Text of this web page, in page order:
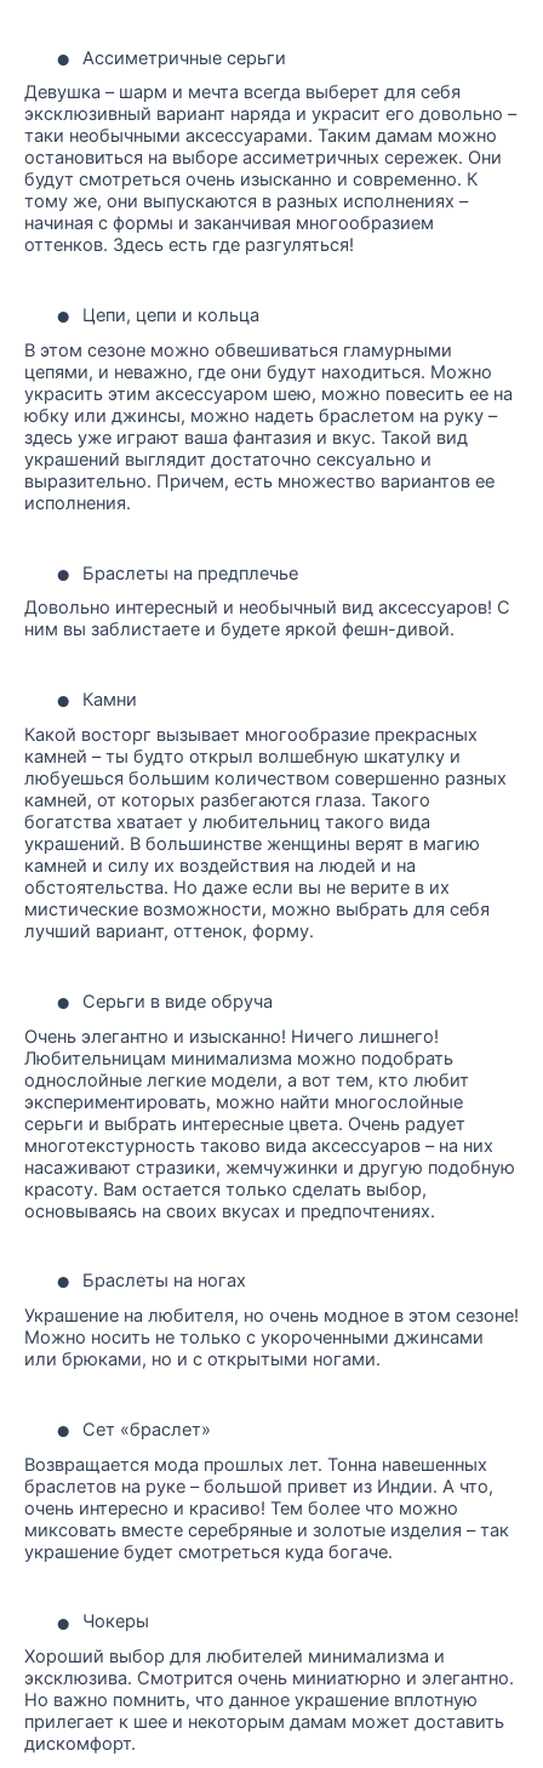
•
Ассиметричные серьги
Девушка – шарм и мечта всегда выберет для себя
эксклюзивный вариант наряда и украсит его довольно –
таки необычными аксессуарами. Таким дамам можно
остановиться на выборе ассиметричных сережек. Они
будут смотреться очень изысканно и современно. К
тому же, они выпускаются в разных исполнениях –
начиная с формы и заканчивая многообразием
оттенков. Здесь есть где разгуляться!
•
Цепи, цепи и кольца
В этом сезоне можно обвешиваться гламурными
цепями, и неважно, где они будут находиться. Можно
украсить этим аксессуаром шею, можно повесить ее на
юбку или джинсы, можно надеть браслетом на руку –
здесь уже играют ваша фантазия и вкус. Такой вид
украшений выглядит достаточно сексуально и
выразительно. Причем, есть множество вариантов ее
исполнения.
•
Браслеты на предплечье
Довольно интересный и необычный вид аксессуаров! С
ним вы заблистаете и будете яркой фешн-дивой.
•
Камни
Какой восторг вызывает многообразие прекрасных
камней – ты будто открыл волшебную шкатулку и
любуешься большим количеством совершенно разных
камней, от которых разбегаются глаза. Такого
богатства хватает у любительниц такого вида
украшений. В большинстве женщины верят в магию
камней и силу их воздействия на людей и на
обстоятельства. Но даже если вы не верите в их
мистические возможности, можно выбрать для себя
лучший вариант, оттенок, форму.
•
Серьги в виде обруча
Очень элегантно и изысканно! Ничего лишнего!
Любительницам минимализма можно подобрать
однослойные легкие модели, а вот тем, кто любит
экспериментировать, можно найти многослойные
серьги и выбрать интересные цвета. Очень радует
многотекстурность таково вида аксессуаров – на них
насаживают стразики, жемчужинки и другую подобную
красоту. Вам остается только сделать выбор,
основываясь на своих вкусах и предпочтениях.
•
Браслеты на ногах
Украшение на любителя, но очень модное в этом сезоне!
Можно носить не только с укороченными джинсами
или брюками, но и с открытыми ногами.
•
Сет «браслет»
Возвращается мода прошлых лет. Тонна навешенных
браслетов на руке – большой привет из Индии. А что,
очень интересно и красиво! Тем более что можно
миксовать вместе серебряные и золотые изделия – так
украшение будет смотреться куда богаче.
•
Чокеры
Хороший выбор для любителей минимализма и
эксклюзива. Смотрится очень миниатюрно и элегантно.
Но важно помнить, что данное украшение вплотную
прилегает к шее и некоторым дамам может доставить
дискомфорт.